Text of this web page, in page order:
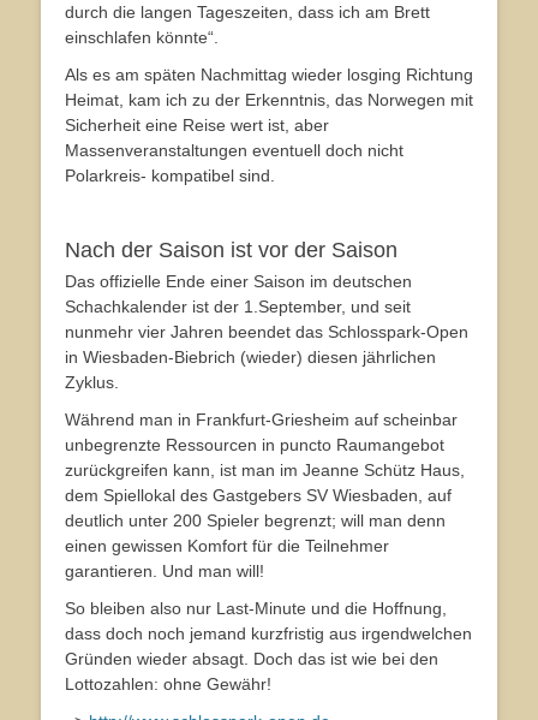
durch die langen Tageszeiten, dass ich am Brett
einschlafen könnte“.
Als es am späten Nachmittag wieder losging Richtung
Heimat, kam ich zu der Erkenntnis, das Norwegen mit
Sicherheit eine Reise wert ist, aber
Massenveranstaltungen eventuell doch nicht
Polarkreis- kompatibel sind.
Nach der Saison ist vor der Saison
Das offizielle Ende einer Saison im deutschen
Schachkalender ist der 1.September, und seit
nunmehr vier Jahren beendet das Schlosspark-Open
in Wiesbaden-Biebrich (wieder) diesen jährlichen
Zyklus.
Während man in Frankfurt-Griesheim auf scheinbar
unbegrenzte Ressourcen in puncto Raumangebot
zurückgreifen kann, ist man im Jeanne Schütz Haus,
dem Spiellokal des Gastgebers SV Wiesbaden, auf
deutlich unter 200 Spieler begrenzt; will man denn
einen gewissen Komfort für die Teilnehmer
garantieren. Und man will!
So bleiben also nur Last-Minute und die Hoffnung,
dass doch noch jemand kurzfristig aus irgendwelchen
Gründen wieder absagt. Doch das ist wie bei den
Lottozahlen: ohne Gewähr!